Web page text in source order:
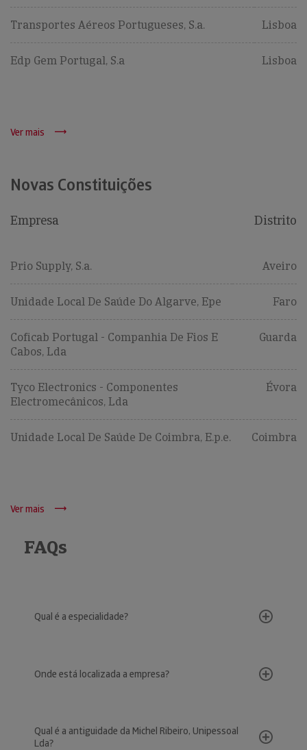
Transportes Aéreos Portugueses, S.a. Lisboa
Edp Gem Portugal, S.a Lisboa
Ver mais
Novas Constituições
Empresa Distrito
Prio Supply, S.a. Aveiro
Unidade Local De Saúde Do Algarve, Epe Faro
Coficab Portugal - Companhia De Fios E
Cabos, Lda
Guarda
Tyco Electronics - Componentes
Electromecânicos, Lda
Évora
Unidade Local De Saúde De Coimbra, E.p.e. Coimbra
Ver mais
FAQs
Qual é a especialidade?
Onde está localizada a empresa?
Qual é a antiguidade da Michel Ribeiro, Unipessoal
Lda?